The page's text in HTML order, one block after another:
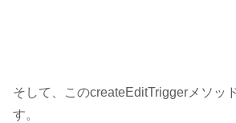
そして、このcreateEditTriggerメソッ
す。